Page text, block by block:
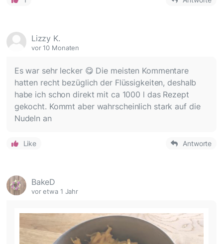
Lizzy K.
vor 10 Monaten
Es war sehr lecker 😋 Die meisten Kommentare
hatten recht bezüglich der Flüssigkeiten, deshalb
habe ich schon direkt mit ca 1000 l das Rezept
gekocht. Kommt aber wahrscheinlich stark auf die
Nudeln an
Like Antworte
BakeD
vor etwa 1 Jahr